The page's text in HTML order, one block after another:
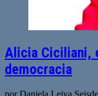
Alicia Ciciliani,
democracia